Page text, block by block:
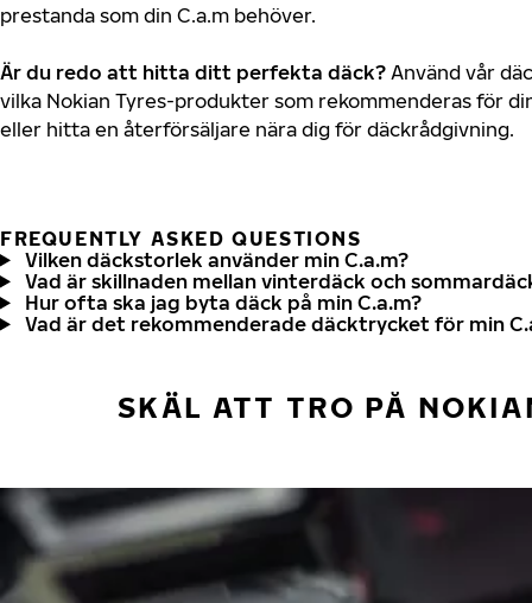
prestanda som din C.a.m behöver.
Är du redo att hitta ditt perfekta däck? Använd vår
vilka Nokian Tyres-produkter som rekommenderas för
eller hitta en återförsäljare nära dig för däckrådgivning.
FREQUENTLY ASKED QUESTIONS
Vilken däckstorlek använder min C.a.m?
Vad är skillnaden mellan vinterdäck och
Hur ofta ska jag byta däck på min C.a.m?
Vad är det rekommenderade däcktrycket för min
SKÄL ATT TRO PÅ